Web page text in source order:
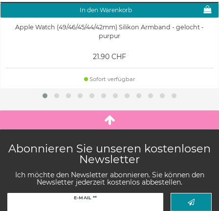
In den Warenkorb
Apple Watch (49/46/45/44/42mm) Silikon Armband - gelocht -
purpur
21.90 CHF
Sofort verfügbar
Abonnieren Sie unseren kostenlosen
Newsletter
Ich möchte den Newsletter abonnieren. Sie können den
Newsletter jederzeit kostenlos abbestellen.
E-MAIL **